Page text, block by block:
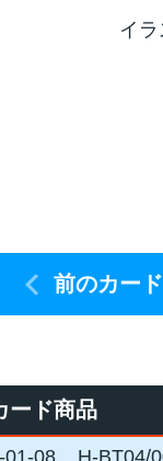
イ
前のカード
ード商品
01-08 H-BT04/